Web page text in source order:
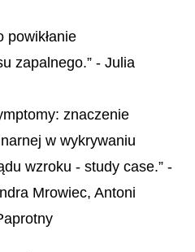
powikłanie
zapalnego.” - Julia
znaczenie
w wykrywaniu
wzroku - study case.” -
Mrowiec, Antoni